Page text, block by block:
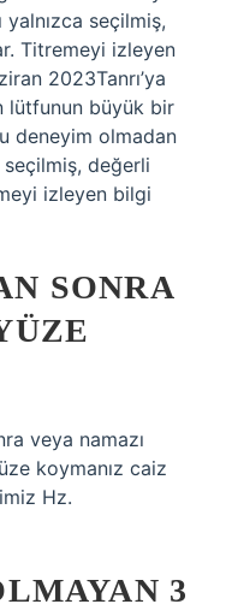
seçilmiş,
Titremeyi izleyen
2023Tanrı’ya
lütfunun büyük bir
deneyim olmadan
seçilmiş, değerli
izleyen bilgi
SONRA
veya namazı
koymanız caiz
Hz.
3